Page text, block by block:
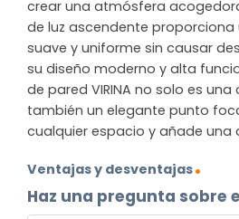
crear una atmósfera
de luz ascendente proporciona
suave y uniforme sin causar
su diseño moderno y alta
de pared VIRINA no solo es
también un elegante punto
cualquier espacio y añade una
Ventajas y desventajas
Haz una pregunta sobre